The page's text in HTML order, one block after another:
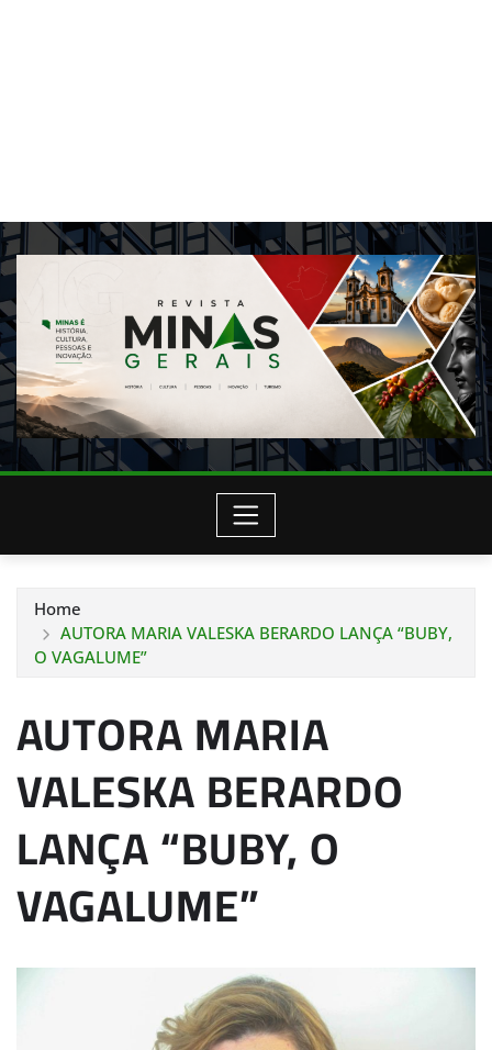
Home
AUTORA MARIA VALESKA BERARDO LANÇA “BUBY,
O VAGALUME”
AUTORA MARIA
VALESKA BERARDO
LANÇA “BUBY, O
VAGALUME”